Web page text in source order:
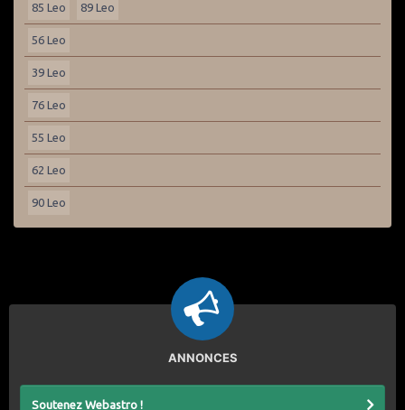
85 Leo 89 Leo
56 Leo
39 Leo
76 Leo
55 Leo
62 Leo
90 Leo
ANNONCES
Soutenez Webastro !